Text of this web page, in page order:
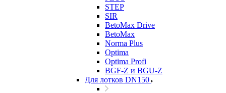
STEP
SIR
BetoMax Drive
BetoMax
Norma Plus
Optima
Optima Profi
BGF-Z и BGU-Z
Для лотков DN150